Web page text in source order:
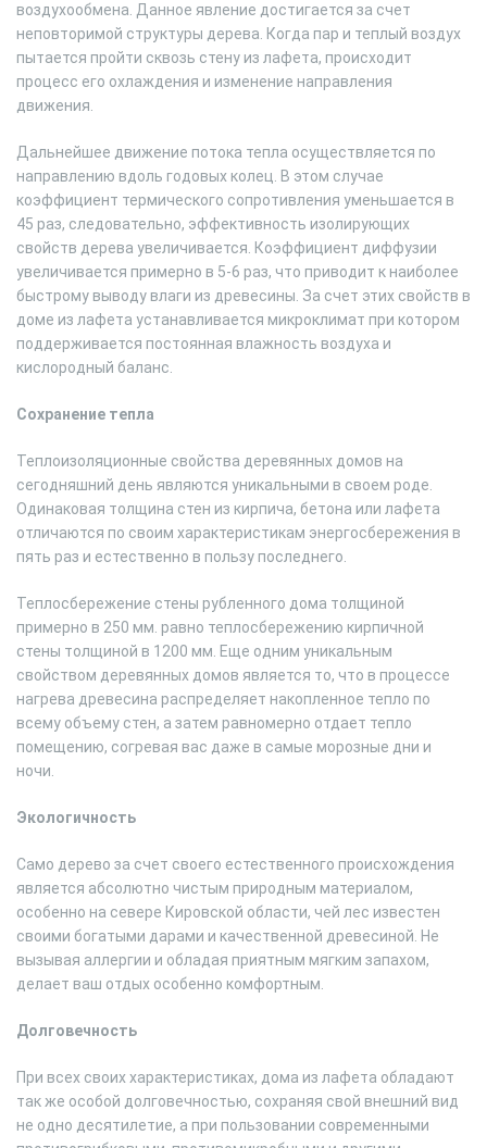
воздухообмена. Данное явление достигается за счет
неповторимой структуры дерева. Когда пар и теплый воздух
пытается пройти сквозь стену из лафета, происходит
процесс его охлаждения и изменение направления
движения.
Дальнейшее движение потока тепла осуществляется по
направлению вдоль годовых колец. В этом случае
коэффициент термического сопротивления уменьшается в
45 раз, следовательно, эффективность изолирующих
свойств дерева увеличивается. Коэффициент диффузии
увеличивается примерно в 5-6 раз, что приводит к наиболее
быстрому выводу влаги из древесины. За счет этих свойств в
доме из лафета устанавливается микроклимат при котором
поддерживается постоянная влажность воздуха и
кислородный баланс.
Сохранение тепла
Теплоизоляционные свойства деревянных домов на
сегодняшний день являются уникальными в своем роде.
Одинаковая толщина стен из кирпича, бетона или лафета
отличаются по своим характеристикам энергосбережения в
пять раз и естественно в пользу последнего.
Теплосбережение стены рубленного дома толщиной
примерно в 250 мм. равно теплосбережению кирпичной
стены толщиной в 1200 мм. Еще одним уникальным
свойством деревянных домов является то, что в процессе
нагрева древесина распределяет накопленное тепло по
всему объему стен, а затем равномерно отдает тепло
помещению, согревая вас даже в самые морозные дни и
ночи.
Экологичность
Само дерево за счет своего естественного происхождения
является абсолютно чистым природным материалом,
особенно на севере Кировской области, чей лес известен
своими богатыми дарами и качественной древесиной. Не
вызывая аллергии и обладая приятным мягким запахом,
делает ваш отдых особенно комфортным.
Долговечность
При всех своих характеристиках, дома из лафета обладают
так же особой долговечностью, сохраняя свой внешний вид
не одно десятилетие, а при пользовании современными